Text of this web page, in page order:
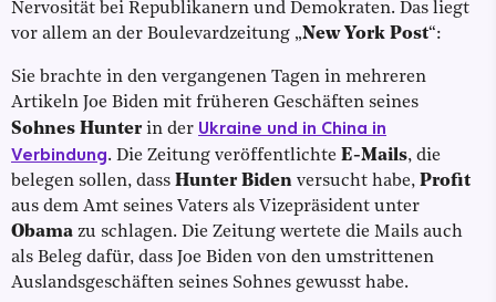
Nervosität bei Republikanern und Demokraten. Das liegt
vor allem an der Boulevardzeitung „New York Post“:
Sie brachte in den vergangenen Tagen in mehreren
Artikeln Joe Biden mit früheren Geschäften seines
Sohnes Hunterin der Ukraine und in China in
Verbindung. Die Zeitung veröffentlichte E-Mails, die
belegen sollen, dass Hunter Biden versucht habe, Profit
aus dem Amt seines Vaters als Vizepräsident unter
Obama zu schlagen. Die Zeitung wertete die Mails auch
als Beleg dafür, dass Joe Biden von den umstrittenen
Auslandsgeschäften seines Sohnes gewusst habe.